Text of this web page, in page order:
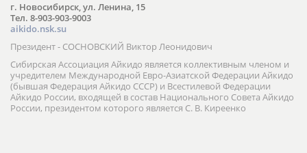
г. Новосибирск, ул. Ленина, 15
Тел. 8-903-903-9003
aikido.nsk.su
Президент - СОСНОВСКИЙ Виктор Леонидович
Сибирская Ассоциация Айкидо является коллективным членом и
учредителем Международной Евро-Азиатской Федерации Айкидо
(бывшая Федерация Айкидо СССР) и Всестилевой Федерации
Айкидо России, входящей в состав Национального Совета Айкидо
России, президентом которого является С. В. Киреенко